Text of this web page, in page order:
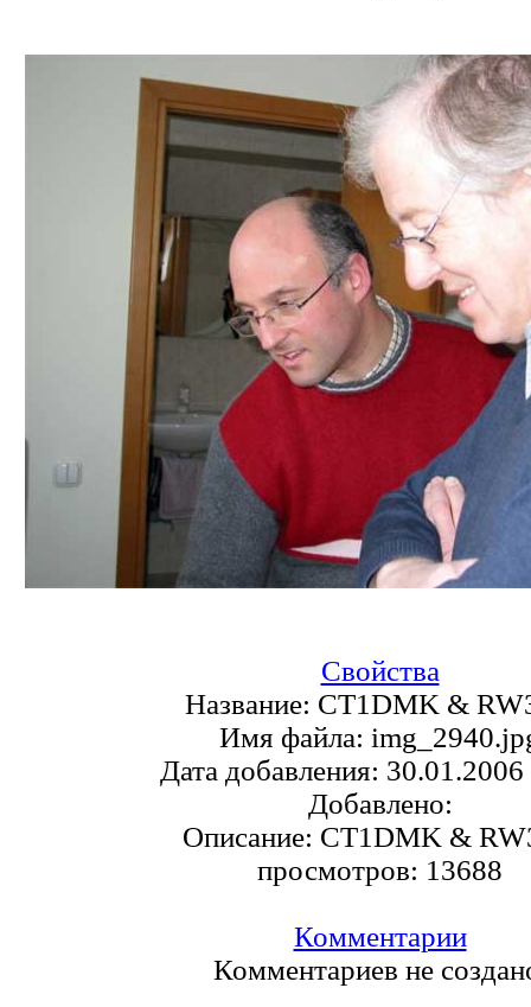
Свойства
Название: CT1DMK &
Имя файла:
Дата добавления:
Добавлено:
Описание: CT1DMK &
просмотров: 13688
Комментарии
Комментариев не